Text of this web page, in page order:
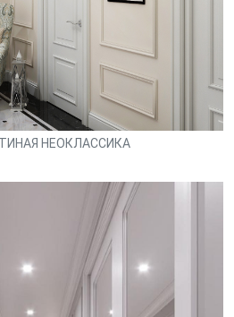
НЕОКЛАССИКА